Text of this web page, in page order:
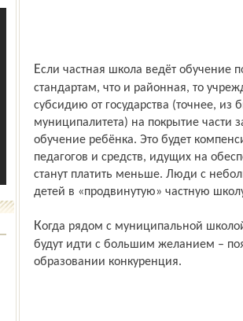
Если частная школа ведёт обучение по тем же государст­венным образовательным
стандартам, что и районная, то
субсидию от государства (точнее, из
муниципалитета) на покрытие части
обучение ребёнка. Это будет
педагогов и средств, идущих на
станут платить меньше. Люди с
детей в «продвинутую» частную
Когда рядом с муниципальной школой будет работать частная, и туда, допустим, дети
будут идти с большим желанием –
образовании конкуренция.